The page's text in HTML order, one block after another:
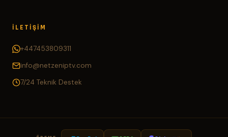
İLETIŞIM
+447453809311
info@netzeniptv.com
7/24 Teknik Destek